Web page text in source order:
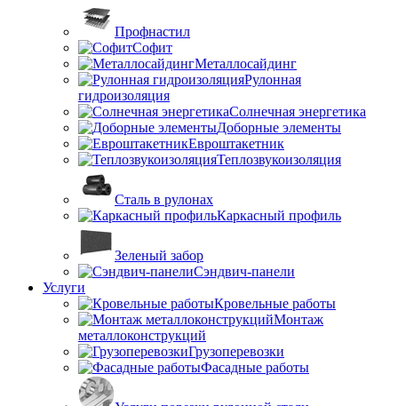
Профнастил
Софит
Металлосайдинг
Рулонная
гидроизоляция
Солнечная энергетика
Доборные элементы
Евроштакетник
Теплозвукоизоляция
Сталь в рулонах
Каркасный профиль
Зеленый забор
Сэндвич-панели
Услуги
Кровельные работы
Монтаж
металлоконструкций
Грузоперевозки
Фасадные работы